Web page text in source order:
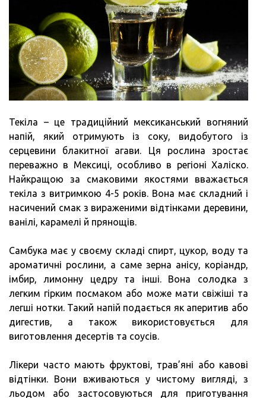
Текіла – це традиційний мексиканський вогняний
напій, який отримують із соку, видобутого із
серцевини блакитної агави. Ця рослина зростає
переважно в Мексиці, особливо в регіоні Халіско.
Найкращою за смаковими якостями вважається
текіла з витримкою 4-5 років. Вона має складний і
насичений смак з вираженими відтінками деревини,
ванілі, карамелі й прянощів.
Самбука має у своєму складі спирт, цукор, воду та
ароматичні рослини, а саме зерна анісу, коріандр,
імбир, лимонну цедру та інші. Вона солодка з
легким гірким посмаком або може мати свіжіші та
легші нотки. Такий напій подається як аперитив або
дигестив, а також використовується для
виготовлення десертів та соусів.
Лікери часто мають фруктові, трав’яні або кавові
відтінки. Вони вживаються у чистому вигляді, з
льодом або застосовуються для приготування